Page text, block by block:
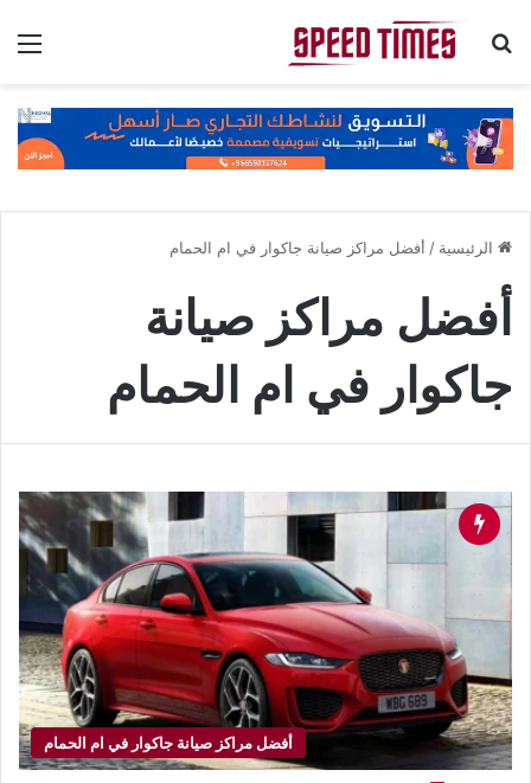
بحث عن
الرئيسية / أفضل مراكز صيانة جاكوار في ام الحمام
أفضل مراكز صيانة
جاكوار في ام الحمام
أفضل مراكز صيانة جاكوار في ام الحمام